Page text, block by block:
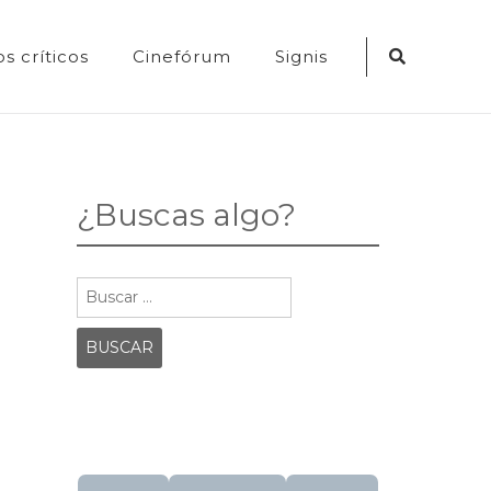
críticos Cinefórum Signis
Search
¿Buscas algo?